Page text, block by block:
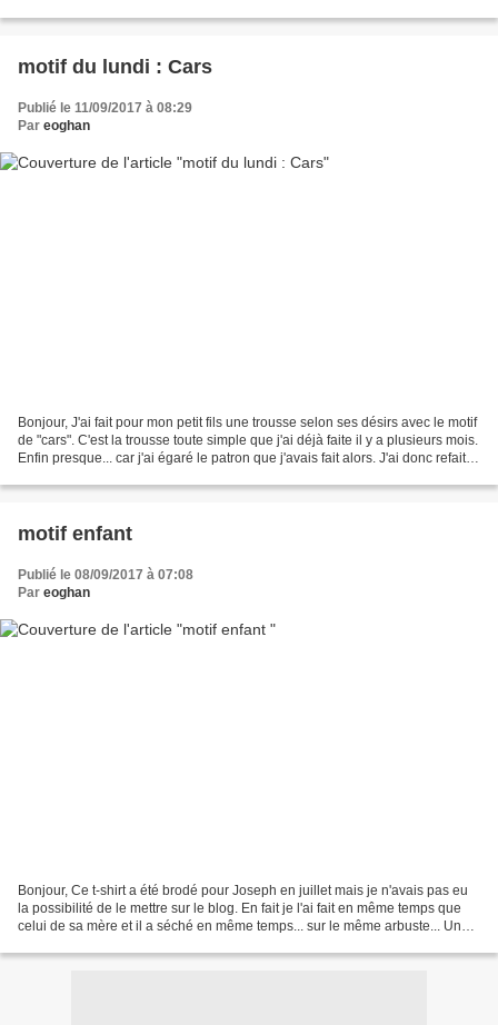
motif du lundi : Cars
Publié le 11/09/2017 à 08:29
Par eoghan
Bonjour, J'ai fait pour mon petit fils une trousse selon ses désirs avec le motif
de "cars". C'est la trousse toute simple que j'ai déjà faite il y a plusieurs mois.
Enfin presque... car j'ai égaré le patron que j'avais fait alors. J'ai donc refait
motif enfant
Publié le 08/09/2017 à 07:08
Par eoghan
Bonjour, Ce t-shirt a été brodé pour Joseph en juillet mais je n'avais pas eu
la possibilité de le mettre sur le blog. En fait je l'ai fait en même temps que
celui de sa mère et il a séché en même temps... sur le même arbuste... Un